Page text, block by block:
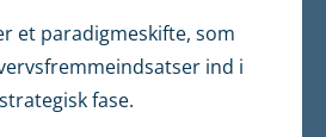
et paradigmeskifte, som
ind i
fase.